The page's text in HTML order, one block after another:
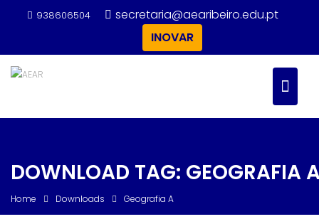
938606504
secretaria@aearibeiro.edu.pt
INOVAR
DOWNLOAD TAG: GEOGRAFIA
Home Downloads Geografia A